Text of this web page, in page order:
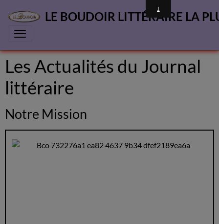
LE BOUDOIR LITTÉRAIRE LA
Les Actualités du Journal
littéraire
Notre Mission